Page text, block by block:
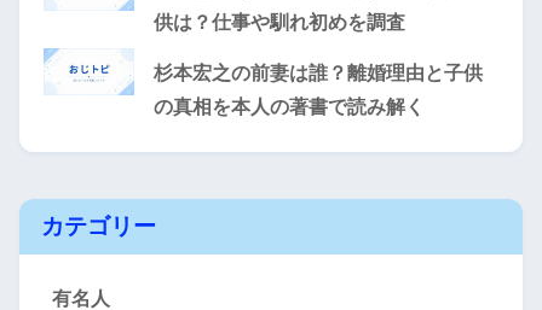
供は？仕事や馴れ初めを調査
杉本宏之の前妻は誰？離婚理由と子供
の真相を本人の著書で読み解く
カテゴリー
有名人